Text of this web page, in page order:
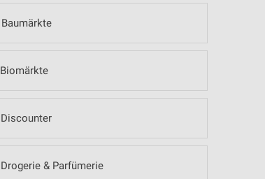
Baumärkte
Biomärkte
Discounter
Drogerie & Parfümerie